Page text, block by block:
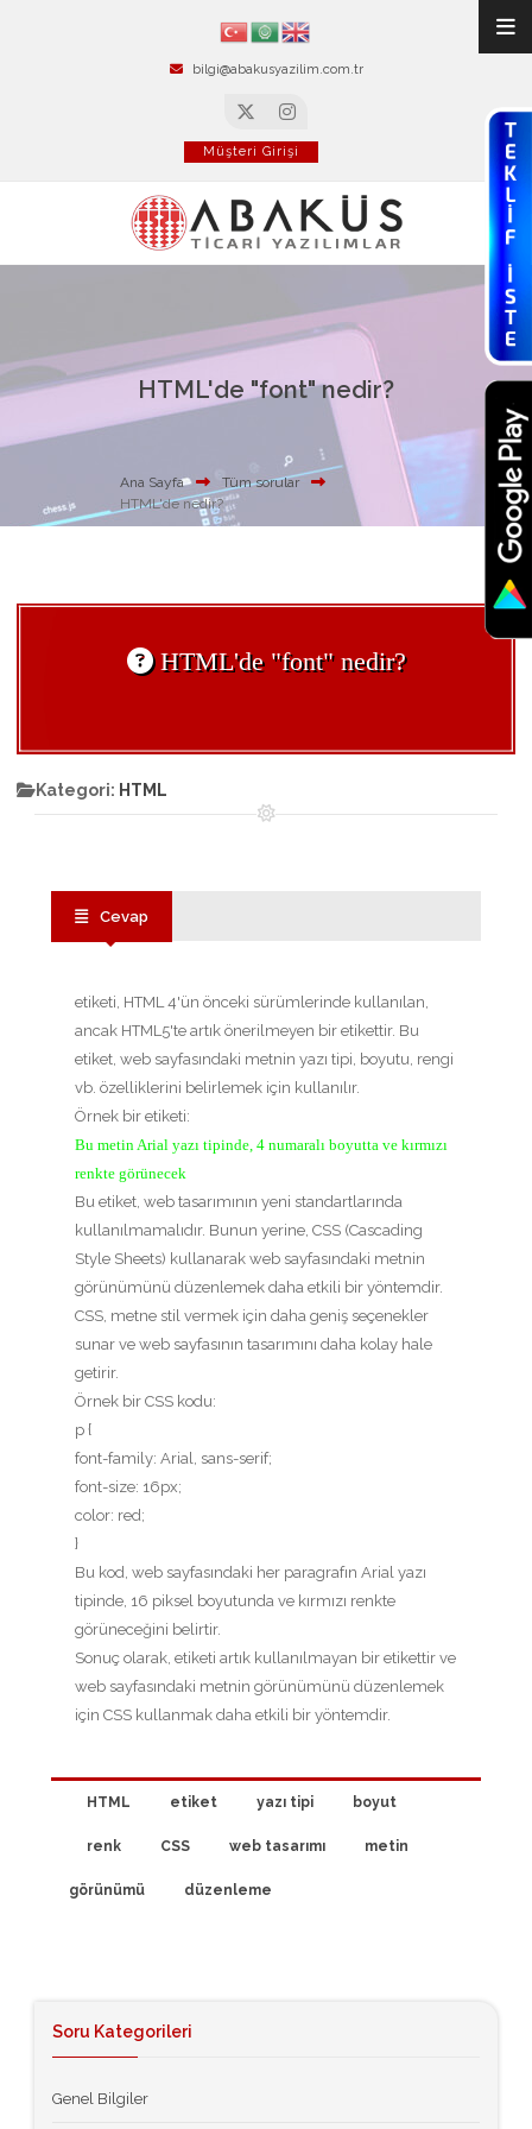
bilgi@abakusyazilim.com.tr
Müşteri Girişi
HTML'de "font" nedir?
Ana Sayfa
Tüm sorular
HTML'denedir?
HTML'de "font" nedir?
Kategori: HTML
Cevap
etiketi, HTML 4'ün önceki sürümlerinde kullanılan,
ancak HTML5'te artık önerilmeyen bir etikettir. Bu
etiket, web sayfasındaki metnin yazı tipi, boyutu, rengi
vb. özelliklerini belirlemek için kullanılır.
Örnek bir etiketi:
Bu metin Arial yazı tipinde, 4 numaralı boyutta ve kırmızı
renkte görünecek
Bu etiket, web tasarımının yeni standartlarında
kullanılmamalıdır. Bunun yerine, CSS (Cascading
Style Sheets) kullanarak web sayfasındaki metnin
görünümünü düzenlemek daha etkili bir yöntemdir.
CSS, metne stil vermek için daha geniş seçenekler
sunar ve web sayfasının tasarımını daha kolay hale
getirir.
Örnek bir CSS kodu:
p {
font-family: Arial, sans-serif;
font-size: 16px;
color: red;
}
Bu kod, web sayfasındaki her paragrafın Arial yazı
tipinde, 16 piksel boyutunda ve kırmızı renkte
görüneceğini belirtir.
Sonuç olarak, etiketi artık kullanılmayan bir etikettir ve
web sayfasındaki metnin görünümünü düzenlemek
için CSS kullanmak daha etkili bir yöntemdir.
HTML etiket yazı tipi boyut
renk CSS web tasarımı metin
görünümü düzenleme
Soru Kategorileri
Genel Bilgiler